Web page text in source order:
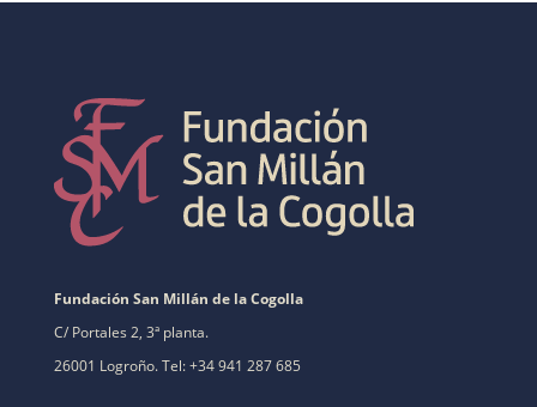
Fundación San Millán de la Cogolla
C/ Portales 2, 3ª planta.
26001 Logroño. Tel: +34 941 287 685